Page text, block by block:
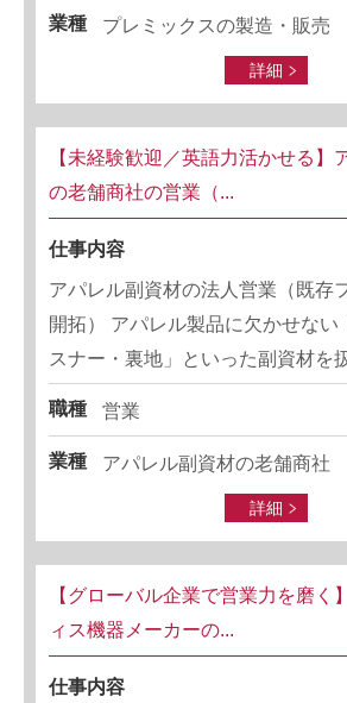
業種 プレミックスの製造・販売
詳細
【未経験歓迎／英語力活かせる】
の老舗商社の営業（...
仕事内容
アパレル副資材の法人営業（既存
開拓） アパレル製品に欠かせない
スナー・裏地」といった副資材を
職種 営業
業種 アパレル副資材の老舗商社
詳細
【グローバル企業で営業力を磨く
ィス機器メーカーの...
仕事内容